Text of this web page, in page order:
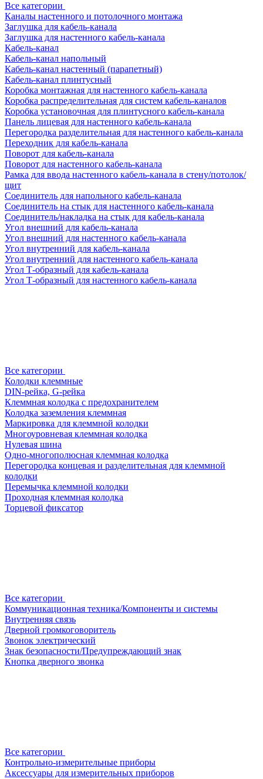
Все категории
Каналы настенного и потолочного монтажа
Заглушка для кабель-канала
Заглушка для настенного кабель-канала
Кабель-канал
Кабель-канал напольный
Кабель-канал настенный (парапетный)
Кабель-канал плинтусный
Коробка монтажная для настенного кабель-канала
Коробка распределительная для систем кабель-каналов
Коробка установочная для плинтусного кабель-канала
Панель лицевая для настенного кабель-канала
Перегородка разделительная для настенного кабель-канала
Переходник для кабель-канала
Поворот для кабель-канала
Поворот для настенного кабель-канала
Рамка для ввода настенного кабель-канала в стену/потолок/
щит
Соединитель для напольного кабель-канала
Соединитель на стык для настенного кабель-канала
Соединитель/накладка на стык для кабель-канала
Угол внешний для кабель-канала
Угол внешний для настенного кабель-канала
Угол внутренний для кабель-канала
Угол внутренний для настенного кабель-канала
Угол Т-образный для кабель-канала
Угол Т-образный для настенного кабель-канала
Все категории
Колодки клеммные
DIN-рейка, G-рейка
Клеммная колодка с предохранителем
Колодка заземления клеммная
Маркировка для клеммной колодки
Многоуровневая клеммная колодка
Нулевая шина
Одно-многополюсная клеммная колодка
Перегородка концевая и разделительная для клеммной
колодки
Перемычка клеммной колодки
Проходная клеммная колодка
Торцевой фиксатор
Все категории
Коммуникационная техника/Компоненты и системы
Внутренняя связь
Дверной громкоговоритель
Звонок электрический
Знак безопасности/Предупреждающий знак
Кнопка дверного звонка
Все категории
Контрольно-измерительные приборы
Аксессуары для измерительных приборов